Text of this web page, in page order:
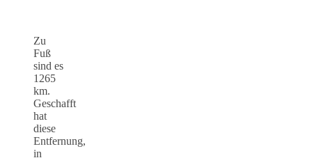
Zu
Fuß
sind es
1265
km.
Geschafft
hat
diese
Entfernung,
in